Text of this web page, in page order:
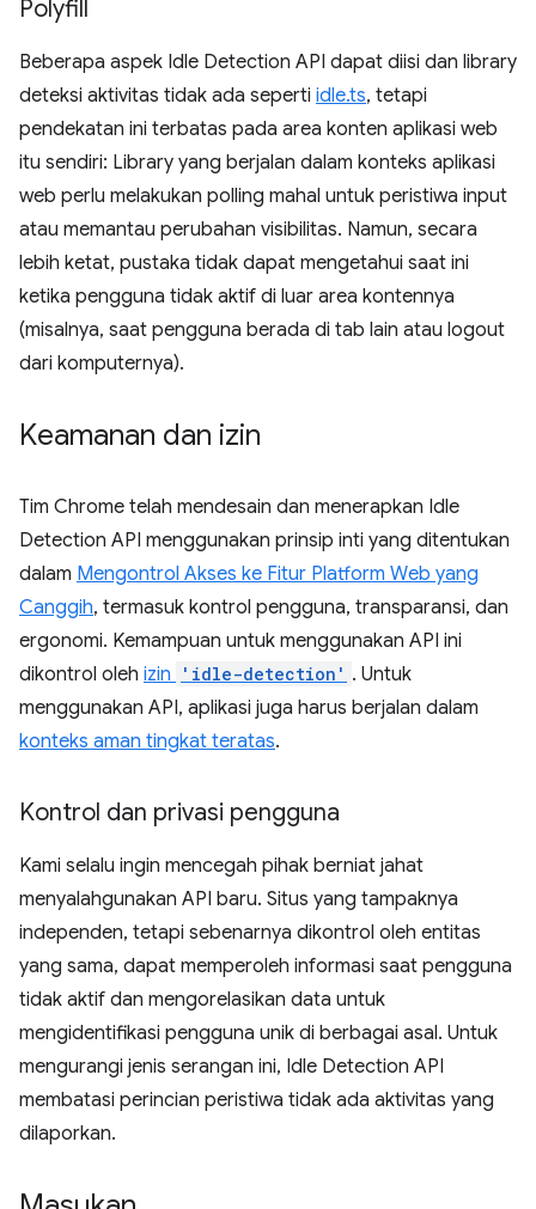
Polyfill
Beberapa aspek Idle Detection API dapat diisi dan library
deteksi aktivitas tidak ada seperti idle.ts, tetapi
pendekatan ini terbatas pada area konten aplikasi web
itu sendiri: Library yang berjalan dalam konteks aplikasi
web perlu melakukan polling mahal untuk peristiwa input
atau memantau perubahan visibilitas. Namun, secara
lebih ketat, pustaka tidak dapat mengetahui saat ini
ketika pengguna tidak aktif di luar area kontennya
(misalnya, saat pengguna berada di tab lain atau logout
dari komputernya).
Keamanan dan izin
Tim Chrome telah mendesain dan menerapkan Idle
Detection API menggunakan prinsip inti yang ditentukan
dalam Mengontrol Akses ke Fitur Platform Web yang
Canggih, termasuk kontrol pengguna, transparansi, dan
ergonomi. Kemampuan untuk menggunakan API ini
dikontrol oleh izin 'idle-detection' . Untuk
menggunakan API, aplikasi juga harus berjalan dalam
konteks aman tingkat teratas.
Kontrol dan privasi pengguna
Kami selalu ingin mencegah pihak berniat jahat
menyalahgunakan API baru. Situs yang tampaknya
independen, tetapi sebenarnya dikontrol oleh entitas
yang sama, dapat memperoleh informasi saat pengguna
tidak aktif dan mengorelasikan data untuk
mengidentifikasi pengguna unik di berbagai asal. Untuk
mengurangi jenis serangan ini, Idle Detection API
membatasi perincian peristiwa tidak ada aktivitas yang
dilaporkan.